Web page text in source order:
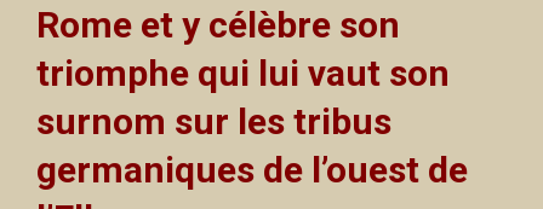
Rome et y célèbre son
triomphe qui lui vaut son
surnom sur les tribus
germaniques de l’ouest de